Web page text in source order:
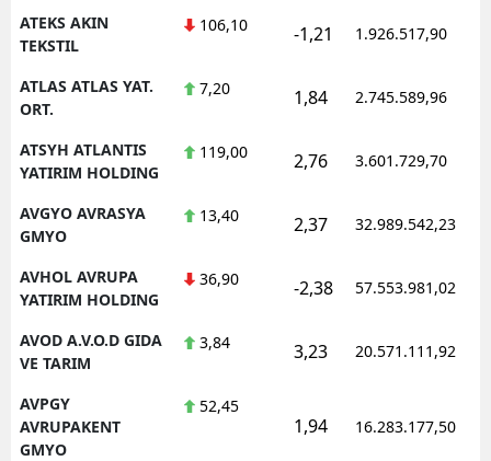
ATEKS AKIN
TEKSTIL
106,10 -1,21 1.926.517,90
ATLAS ATLAS YAT.
ORT.
7,20 1,84 2.745.589,96
ATSYH ATLANTIS
YATIRIM HOLDING
119,00 2,76 3.601.729,70
AVGYO AVRASYA
GMYO
13,40 2,37 32.989.542,23
AVHOL AVRUPA
YATIRIM HOLDING
36,90 -2,38 57.553.981,02
AVOD A.V.O.D GIDA
VE TARIM
3,84 3,23 20.571.111,92
AVPGY
AVRUPAKENT
GMYO
52,45
1,94 16.283.177,50